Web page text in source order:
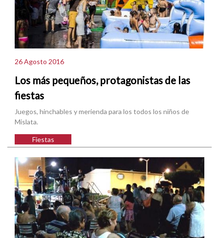
26 Agosto 2016
Los más pequeños, protagonistas de las
fiestas
Juegos, hinchables y merienda para los todos los niños de
Mislata.
Fiestas